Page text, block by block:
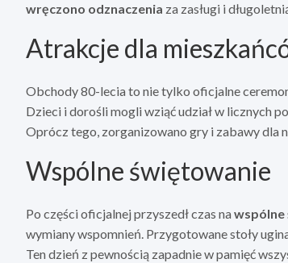
wręczono odznaczenia za zasługi i
Atrakcje dla
Obchody 80-lecia to nie tylko oficjalne
Dzieci i dorośli mogli wziąć udział w licznych
Oprócz tego, zorganizowano gry i zabawy dla
Wspólne świętowanie
Po części oficjalnej przyszedł czas nawspólne
wymiany wspomnień. Przygotowane stoły
Ten dzień z pewnością zapadnie w pamięć